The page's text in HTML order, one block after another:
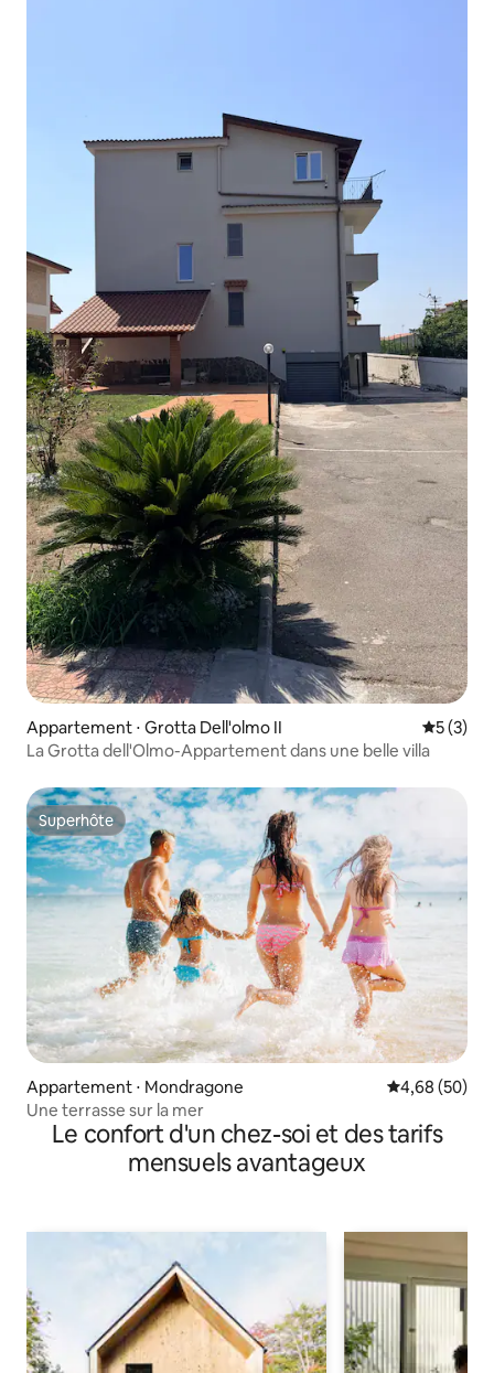
Appartement ⋅ Grotta Dell'olmo II
5 (3)
La Grotta dell'Olmo-Appartement dans une belle villa
Superhôte
Superhôte
Appartement ⋅ Mondragone Évaluation
4,68 (50)
Une terrasse sur la mer
Le confort d'un chez-soi et des tarifs
mensuels avantageux